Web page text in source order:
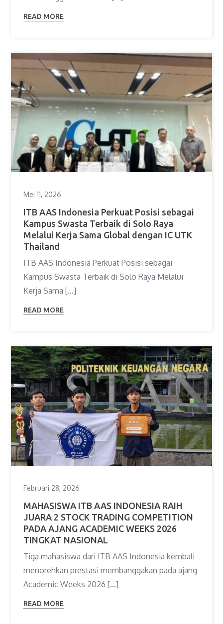
READ MORE
Mei 11, 2026
ITB AAS Indonesia Perkuat Posisi sebagai
Kampus Swasta Terbaik di Solo Raya
Melalui Kerja Sama Global dengan IC UTK
Thailand
ITB AAS Indonesia Perkuat Posisi sebagai
Kampus Swasta Terbaik di Solo Raya Melalui
Kerja Sama […]
READ MORE
Februari 28, 2026
MAHASISWA ITB AAS INDONESIA RAIH
JUARA 2 STOCK TRADING COMPETITION
PADA AJANG ACADEMIC WEEKS 2026
TINGKAT NASIONAL
Tiga mahasiswa dari ITB AAS Indonesia kembali
menorehkan prestasi membanggakan pada ajang
Academic Weeks 2026 […]
READ MORE